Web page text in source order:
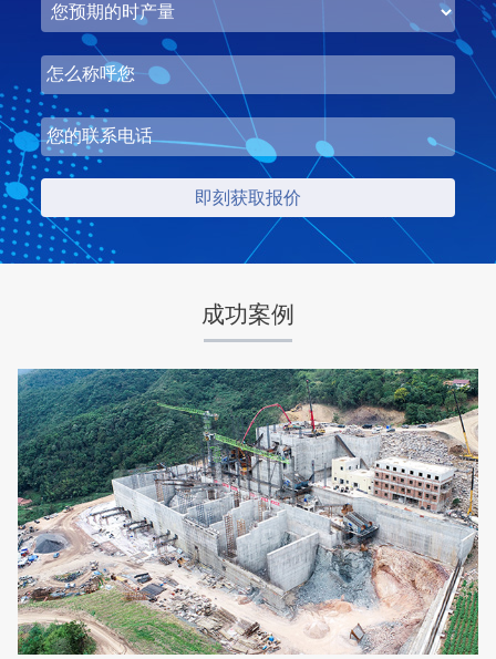
成功案例
湖北省中昇东浩荆门建材时产500-600吨机制砂项目
项目坐标
湖北省荆门市
设计产能
时产500-600吨
项目业主
中昇东浩荆门建材
生产原料
石灰石
咨询该项目执行经理